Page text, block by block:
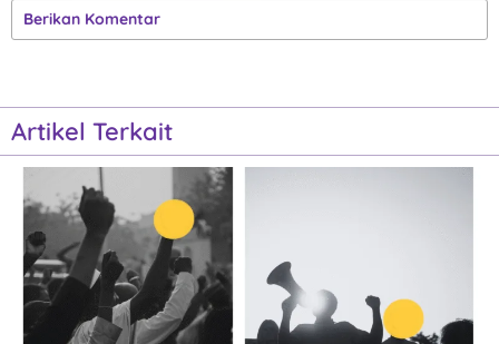
Berikan Komentar
Artikel Terkait